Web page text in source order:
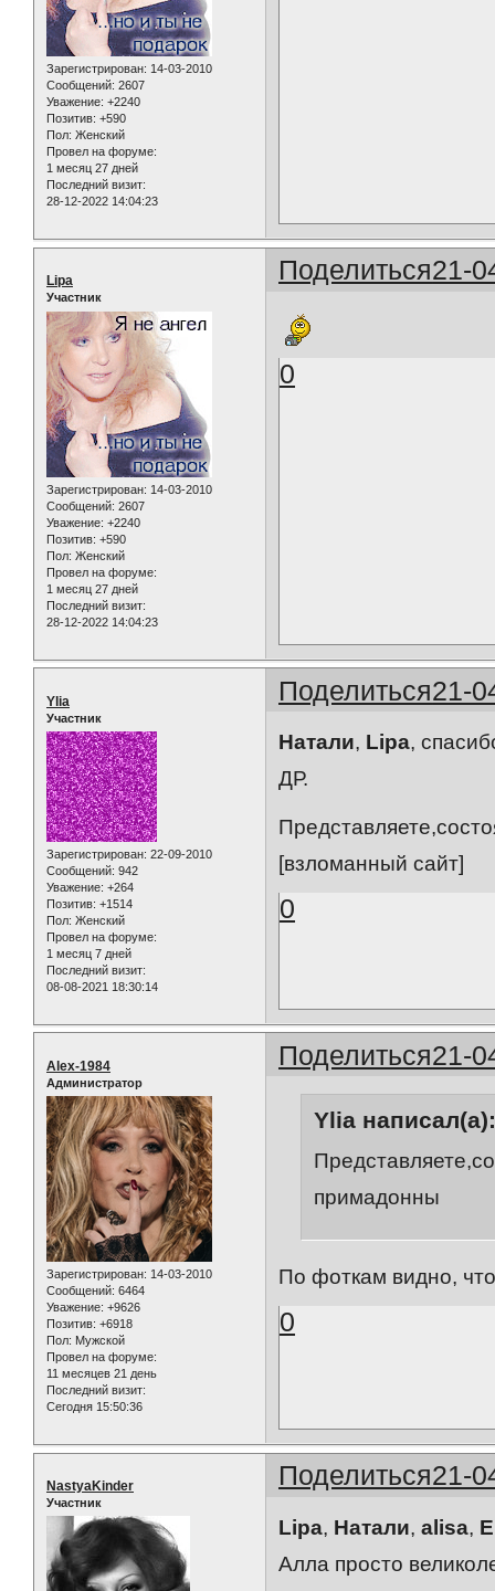
Зарегистрирован: 14-03-2010
Сообщений: 2607
Уважение: +2240
Позитив: +590
Пол: Женский
Провел на форуме:
1 месяц 27 дней
Последний визит:
28-12-2022 14:04:23
Поделиться21-
Lipa
Участник
Зарегистрирован: 14-03-2010
Сообщений: 2607
Уважение: +2240
Позитив: +590
Пол: Женский
Провел на форуме:
1 месяц 27 дней
Последний визит:
28-12-2022 14:04:23
0
Поделиться21-
Ylia
Участник
Зарегистрирован: 22-09-2010
Сообщений: 942
Уважение: +264
Позитив: +1514
Пол: Женский
Провел на форуме:
1 месяц 7 дней
Последний визит:
08-08-2021 18:30:14
Натали, Lipa,
ДР.
[взломанный сайт]
0
Поделиться21-
Alex-1984
Администратор
Зарегистрирован: 14-03-2010
Сообщений: 6464
Уважение: +9626
Позитив: +6918
Пол: Мужской
Провел на форуме:
11 месяцев 21 день
Последний визит:
Сегодня 15:50:36
Ylia написал(а):
примадонны
По фоткам видно,
0
Поделиться21-
NastyaKinder
Участник
Lipa, Натали,alisa,
Алла просто